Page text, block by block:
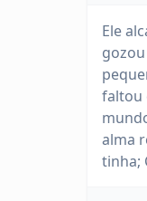
Ele
faltou
alma
tinha;